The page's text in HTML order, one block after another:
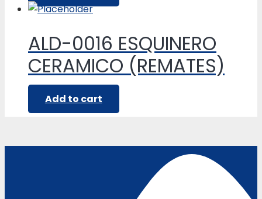
ALD-0016 ESQUINERO
CERAMICO (REMATES)
Add to cart